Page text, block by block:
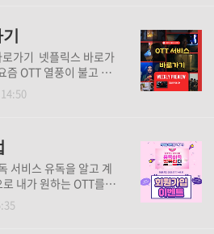
는 기회가 각 프로그램
에 모두 모아 두었습니
시면 번거롭지 않게 투
이 응원하는 가수를 좀
다면 어서 빨리 투표를
가기 넷플릭스 바로가
OTT 열풍이 불고 있
자가 늘어나고 있는데
가 보시기 많이 귀찮으
드릴 수 있어서 기쁩
도 일일이 찾아보실 필
두시면 편리하게 이용
서비스 유독을 알고 계
내가 원하는 OTT를
니다. OTT 뿐만 아니
등등 수많은 문화생